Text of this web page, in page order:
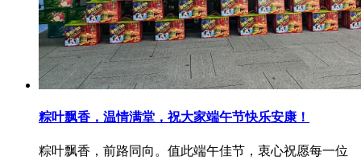
粽叶飘香，温情满堂，祝大家端午节快乐安康！
粽叶飘香，前路同向。值此端午佳节，衷心祝愿每一位